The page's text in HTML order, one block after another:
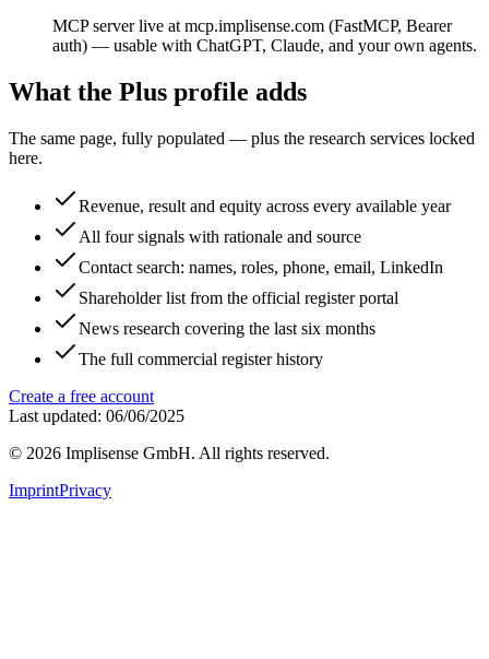
MCP server live at mcp.implisense.com (FastMCP, Bearer
auth) — usable with ChatGPT, Claude, and your own agents.
What the Plus profile adds
The same page, fully populated — plus the research services locked
here.
Revenue, result and equity across every available year
All four signals with rationale and source
Contact search: names, roles, phone, email, LinkedIn
Shareholder list from the official register portal
News research covering the last six months
The full commercial register history
Create a free account
Last updated: 06/06/2025
© 2026 Implisense GmbH. All rights reserved.
ImprintPrivacy